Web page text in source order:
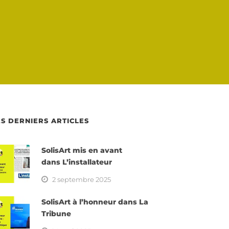
DERNIERS ARTICLES
SolisArt mis en avant
dans L’installateur
2 septembre 2025
SolisArt à l’honneur dans La
Tribune